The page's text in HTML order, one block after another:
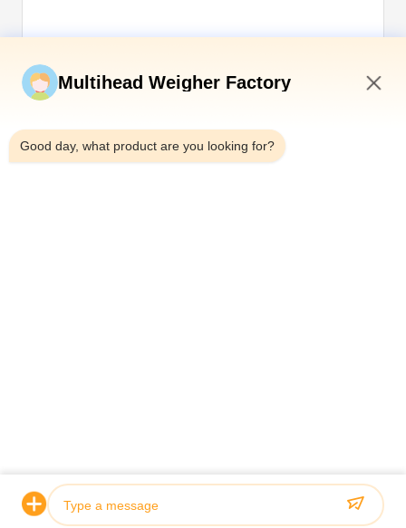
Politica sulla privacyCina Buona qualità Pesatrice multiteste Fornitore.
2020-2026 GUANGDONG TOUPACK INTELLIGENT EQUIPMENT CO., LTD
Multihead Weigher Factory
Good day, what product are you looking for?